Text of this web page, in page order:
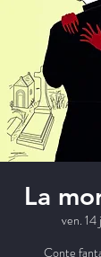
La
ven. 14
Conte